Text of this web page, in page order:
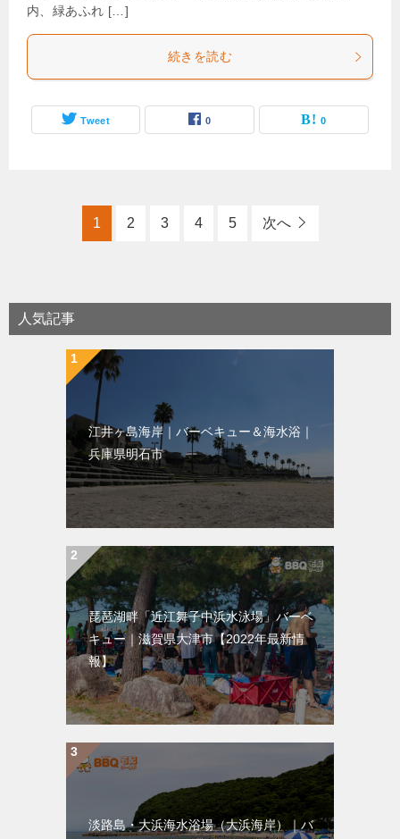
内、緑あふれ […]
続きを読む
Tweet 0 0
1 2 3 4 5 次へ
人気記事
江井ヶ島海岸｜バーベキュー＆海水浴｜
兵庫県明石市
琵琶湖畔「近江舞子中浜水泳場」バーベ
キュー｜滋賀県大津市【2022年最新情
報】
淡路島・大浜海水浴場（大浜海岸）｜バ